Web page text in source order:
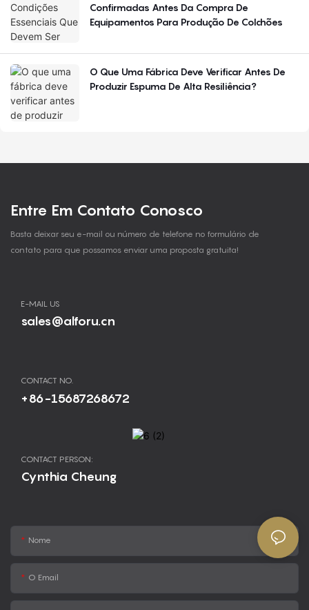
Confirmadas Antes Da Compra De
Equipamentos Para Produção De Colchões
O Que Uma Fábrica Deve Verificar Antes De
Produzir Espuma De Alta Resiliência?
Entre Em Contato Conosco
Basta deixar seu e-mail ou número de telefone no formulário de
contato para que possamos enviar uma proposta gratuita!
E-MAIL US
sales@alforu.cn
CONTACT NO.
+86-15687268672
CONTACT PERSON:
Cynthia Cheung
Nome
O Email